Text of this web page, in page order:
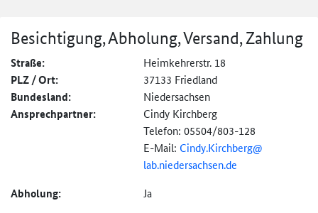
Besichtigung, Abholung, Versand, Zahlung
Straße: Heimkehrerstr. 18
PLZ / Ort: 37133 Friedland
Bundesland: Niedersachsen
Ansprechpartner:
Cindy Kirchberg
Telefon: 05504/803-128
E-Mail: Cindy.Kirchberg@
lab.niedersachsen.de
Abholung: Ja